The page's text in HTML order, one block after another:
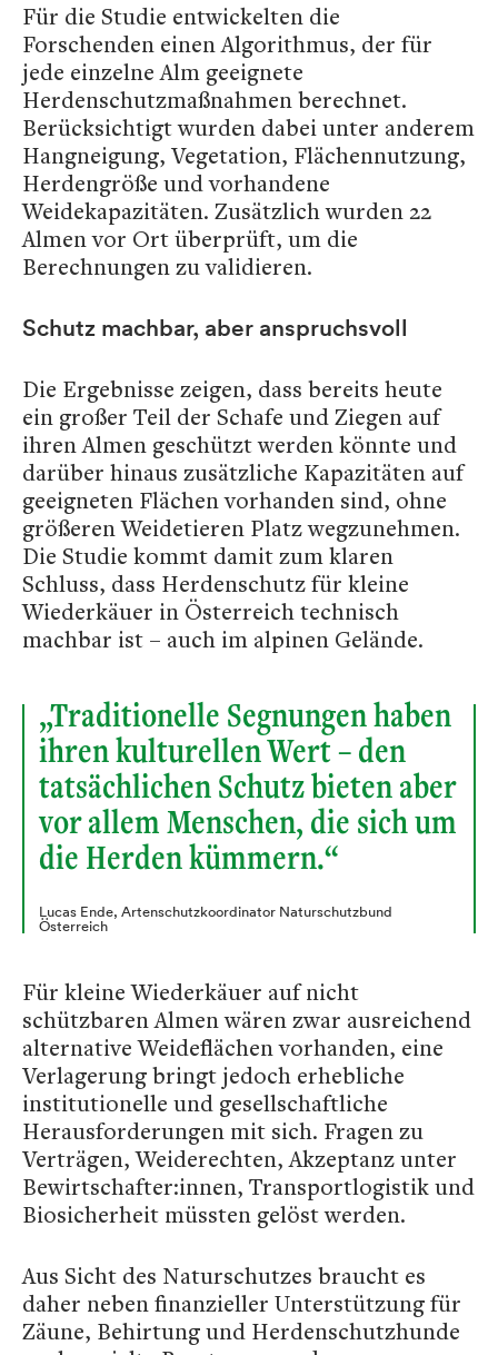
Für die Studie entwickelten die
Forschenden einen Algorithmus, der für
jede einzelne Alm geeignete
Herdenschutzmaßnahmen berechnet.
Berücksichtigt wurden dabei unter anderem
Hangneigung, Vegetation, Flächennutzung,
Herdengröße und vorhandene
Weidekapazitäten. Zusätzlich wurden 22
Almen vor Ort überprüft, um die
Berechnungen zu validieren.
Schutz machbar, aber anspruchsvoll
Die Ergebnisse zeigen, dass bereits heute
ein großer Teil der Schafe und Ziegen auf
ihren Almen geschützt werden könnte und
darüber hinaus zusätzliche Kapazitäten auf
geeigneten Flächen vorhanden sind, ohne
größeren Weidetieren Platz wegzunehmen.
Die Studie kommt damit zum klaren
Schluss, dass Herdenschutz für kleine
Wiederkäuer in Österreich technisch
machbar ist – auch im alpinen Gelände.
„Traditionelle Segnungen haben
ihren kulturellen Wert – den
tatsächlichen Schutz bieten aber
vor allem Menschen, die sich um
die Herden kümmern.“
Lucas Ende, Artenschutzkoordinator Naturschutzbund
Österreich
Für kleine Wiederkäuer auf nicht
schützbaren Almen wären zwar ausreichend
alternative Weideflächen vorhanden, eine
Verlagerung bringt jedoch erhebliche
institutionelle und gesellschaftliche
Herausforderungen mit sich. Fragen zu
Verträgen, Weiderechten, Akzeptanz unter
Bewirtschafter:innen, Transportlogistik und
Biosicherheit müssten gelöst werden.
Aus Sicht des Naturschutzes braucht es
daher neben finanzieller Unterstützung für
Zäune, Behirtung und Herdenschutzhunde